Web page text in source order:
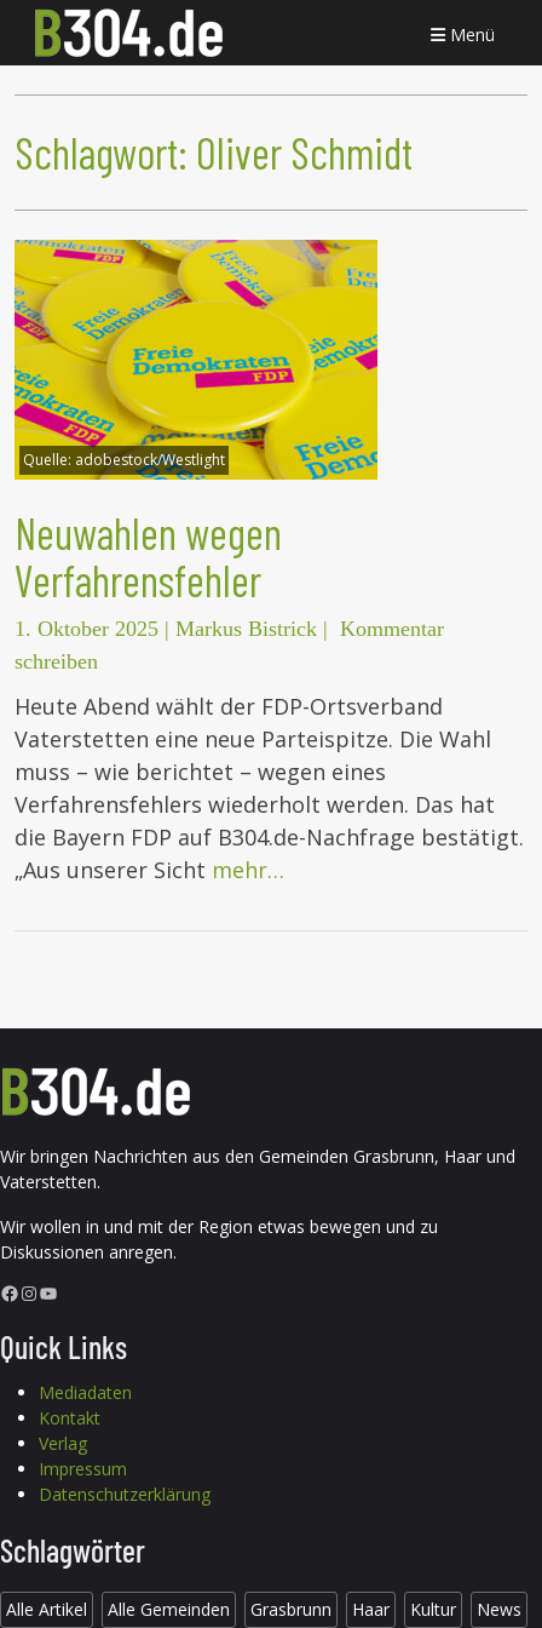
Menü
Schlagwort: Oliver Schmidt
Quelle: adobestock/Westlight
Neuwahlen wegen
Verfahrensfehler
1. Oktober 2025 | Markus Bistrick | Kommentar
schreiben
Heute Abend wählt der FDP-Ortsverband
Vaterstetten eine neue Parteispitze. Die Wahl
muss – wie berichtet – wegen eines
Verfahrensfehlers wiederholt werden. Das hat
die Bayern FDP auf B304.de-Nachfrage bestätigt.
„Aus unserer Sicht mehr…
Wir bringen Nachrichten aus den Gemeinden Grasbrunn, Haar und
Vaterstetten.
Wir wollen in und mit der Region etwas bewegen und zu
Diskussionen anregen.
Facebook InstagramYouTube
Quick Links
Mediadaten
Kontakt
Verlag
Impressum
Datenschutzerklärung
Schlagwörter
Alle Artikel Alle Gemeinden Grasbrunn Haar Kultur News